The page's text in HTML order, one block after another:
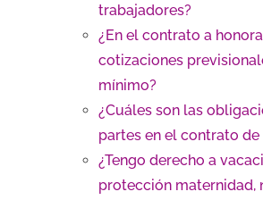
trabajadores?
¿En el contrato a
cotizaciones
mínimo?
¿Cuáles son las
partes en el contrato de
¿Tengo derecho a
protección maternidad,